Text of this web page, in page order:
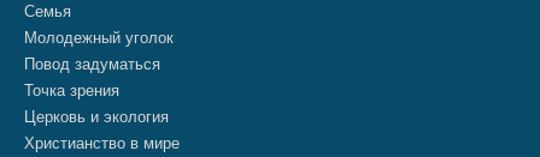
Семья
Молодежный уголок
Повод задуматься
Точка зрения
Церковь и экология
Христианство в мире